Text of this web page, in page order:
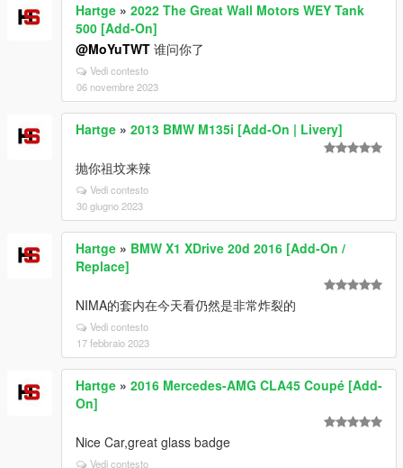
Hartge » 2022 The Great Wall Motors WEY Tank
500 [Add-On]
@MoYuTWT 谁问你了
Vedi contesto
06 novembre 2023
Hartge » 2013 BMW M135i [Add-On | Livery]
抛你祖坟来辣
Vedi contesto
30 giugno 2023
Hartge » BMW X1 XDrive 20d 2016 [Add-On /
Replace]
NIMA的套内在今天看仍然是非常炸裂的
Vedi contesto
17 febbraio 2023
Hartge » 2016 Mercedes-AMG CLA45 Coupé [Add-
On]
Nice Car,great glass badge
Vedi contesto